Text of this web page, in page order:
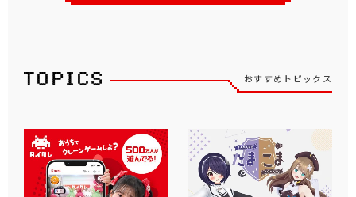
おすすめトピックス